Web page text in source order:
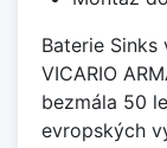
Baterie
VICARIO
bezmála 50
evropských